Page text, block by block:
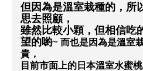
但因為是溫室栽種的，所
思去照顧，
雖然比較小顆，但相信吃
望的喲~ 而也是因為是溫室
貴，
目前市面上的日本溫室水蜜